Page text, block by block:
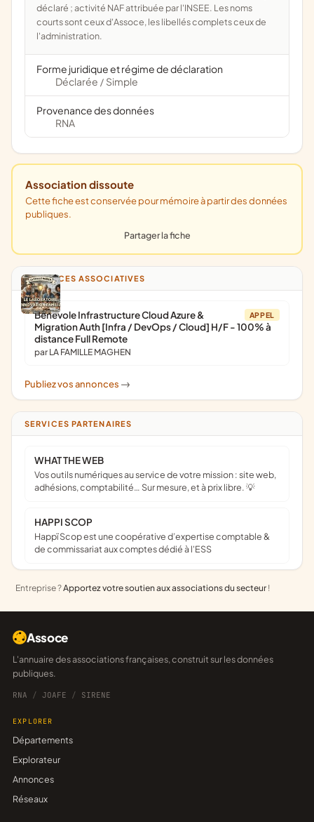
déclaré ; activité NAF attribuée par l'INSEE. Les noms
courts sont ceux d'Assoce, les libellés complets ceux de
l'administration.
Forme juridique et régime de déclaration
Déclarée / Simple
Provenance des données
RNA
Association dissoute
Cette fiche est conservée pour mémoire à partir des données
publiques.
Partager la fiche
ANNONCES ASSOCIATIVES
APPEL
Bénévole Infrastructure Cloud Azure &
Migration Auth [Infra / DevOps / Cloud] H/F - 100% à
distance Full Remote
par LA FAMILLE MAGHEN
Publiez vos annonces ->
SERVICES PARTENAIRES
WHAT THE WEB
Vos outils numériques au service de votre mission : site web,
adhésions, comptabilité… Sur mesure, et à prix libre. 💡
HAPPI SCOP
Happï Scop est une coopérative d’expertise comptable &
de commissariat aux comptes dédié à l'ESS
Entreprise ?Apportez votre soutien aux associations du secteur !
Assoce
L'annuaire des associations françaises, construit sur les données
publiques.
RNA / JOAFE / SIRENE
EXPLORER
Départements
Explorateur
Annonces
Réseaux